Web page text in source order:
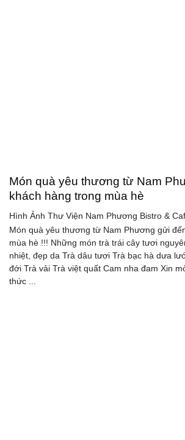
Món quà yêu thương từ Nam
khách hàng trong mùa hè
Hình Ảnh Thư Viện Nam Phương Bistro &
Món quà yêu thương từ Nam Phương gửi
mùa hè !!! Những món trà trái cây tươi
nhiệt, đẹp da Trà dâu tươi Trà bạc hà dưa
đới Trà vải Trà việt quất Cam nha đam Xin
thức ...